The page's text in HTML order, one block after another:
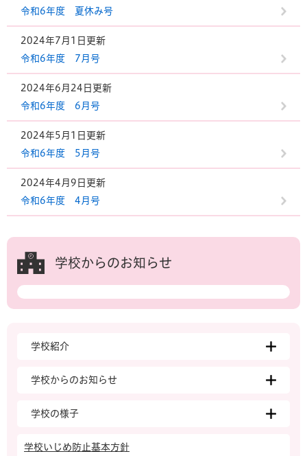
令和6年度 夏休み号
2024年7月1日更新
令和6年度 7月号
2024年6月24日更新
令和6年度 6月号
2024年5月1日更新
令和6年度 5月号
2024年4月9日更新
令和6年度 4月号
学校からのお知らせ
学校紹介
学校からのお知らせ
学校の様子
学校いじめ防止基本方針